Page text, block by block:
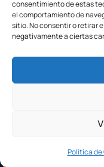
consentimiento de estas
el comportamiento de
sitio. No consentir o retirar
negativamente a ciertas
Política de